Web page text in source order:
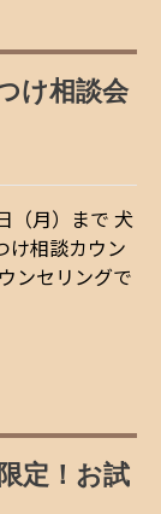
け相談会
（月）まで 犬
け相談カウン
ンセリングで
定！お試